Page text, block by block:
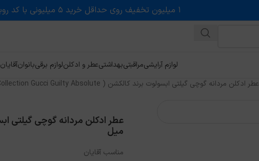
۱ میلیون تخفیف روی حداقل خرید ۵ میلیونی با کد روبه رو در درگاه اسنپ پی
لوازم آرایشیمراقبتیبهداشتیعطر و ادکلنلوازم برقیبانوانآقایان
عطر ادکلن مردانه گوچی گیلتی ابسولوت برند کالکشن ( Brand Collection Gucci Guilty Absolute ) حجم 25 میل
میل
مناسب آقایان